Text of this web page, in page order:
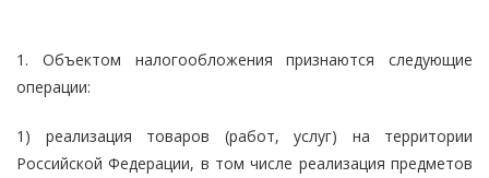
1. Объектом налогообложения признаются следующие
операции:
1) реализация товаров (работ, услуг) на территории
Российской Федерации, в том числе реализация предметов